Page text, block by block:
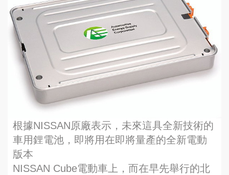
根據NISSAN原廠表示，未來這具全新技術的
車用鋰電池，即將用在即將量產的全新電動
版本
NISSAN Cube電動車上，而在早先舉行的北